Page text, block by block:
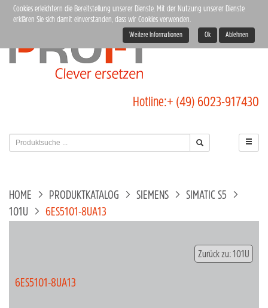
Hotline:+ (49) 6023-917430
HOME PRODUKTKATALOG SIEMENS
SIMATIC S5
101U
6ES5101-8UA13
Zurück zu: 101U
6ES5101-8UA13
Cookies erleichtern die Bereitstellung unserer Dienste. Mit der Nutzung unserer Dienste
erklären Sie sich damit einverstanden, dass wir Cookies verwenden.
Weitere Informationen Ok Ablehnen